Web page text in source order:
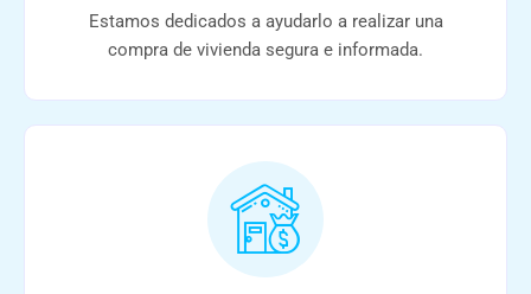
Estamos dedicados a ayudarlo a realizar una
compra de vivienda segura e informada.